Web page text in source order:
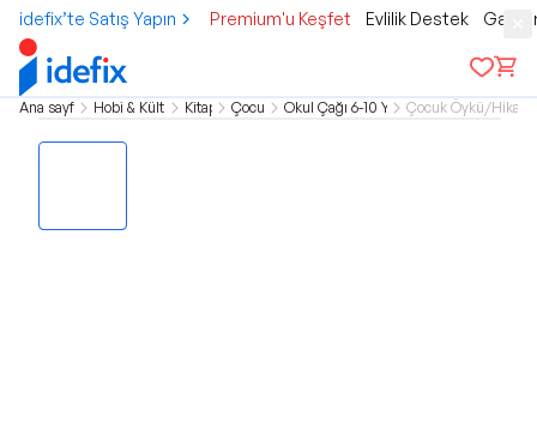
idefix’te Satış Yapın Premium'u Keşfet Evlilik Destek
Ana sayfa Hobi & Kültür Kitap Çocuk Okul Çağı 6-10 Yaş Çocuk Öykü/Hikaye